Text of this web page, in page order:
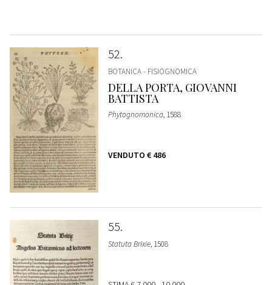
52
BOTANICA - FISIOGNOMICA
DELLA PORTA, GIOVANNI
BATTISTA
Phytognomonica, 1588
VENDUTO € 486
55
Statuta Brixie, 1508